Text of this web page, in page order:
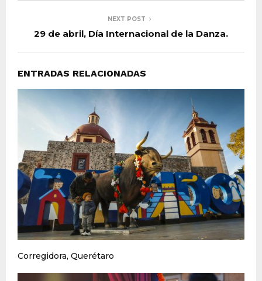
NEXT POST
29 de abril, Día Internacional de la Danza.
ENTRADAS RELACIONADAS
Corregidora, Querétaro